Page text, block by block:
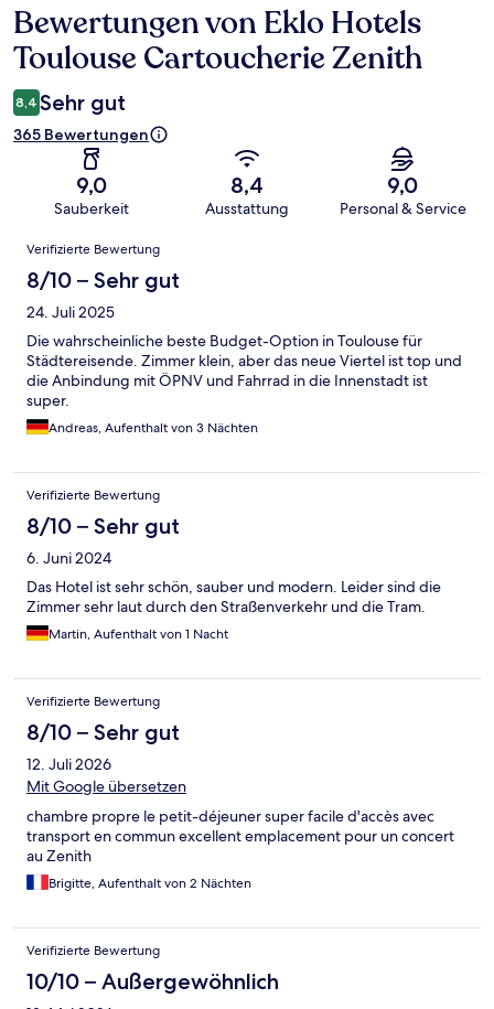
Bewertungen
Bewertungen von Eklo Hotels
Toulouse Cartoucherie Zenith
8,4 Sehr gut
365 Bewertungen
9,0
Sauberkeit
8,4
Ausstattung
9,0
Personal & Service
Bewertungen
Verifizierte Bewertung
8/10 – Sehr gut
24. Juli 2025
Die wahrscheinliche beste Budget-Option in Toulouse für
Städtereisende. Zimmer klein, aber das neue Viertel ist top und
die Anbindung mit ÖPNV und Fahrrad in die Innenstadt ist
super.
Andreas, Aufenthalt von 3 Nächten
Verifizierte Bewertung
8/10 – Sehr gut
6. Juni 2024
Das Hotel ist sehr schön, sauber und modern. Leider sind die
Zimmer sehr laut durch den Straßenverkehr und die Tram.
Martin, Aufenthalt von 1 Nacht
Verifizierte Bewertung
8/10 – Sehr gut
12. Juli 2026
Mit Google übersetzen
chambre propre le petit-déjeuner super facile d'accès avec
transport en commun excellent emplacement pour un concert
au Zenith
Brigitte, Aufenthalt von 2 Nächten
Verifizierte Bewertung
10/10 – Außergewöhnlich